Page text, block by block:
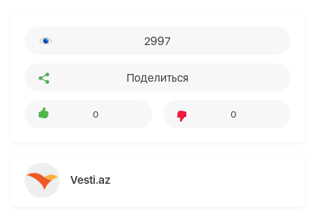
2997
Поделиться
0 0
Vesti.az